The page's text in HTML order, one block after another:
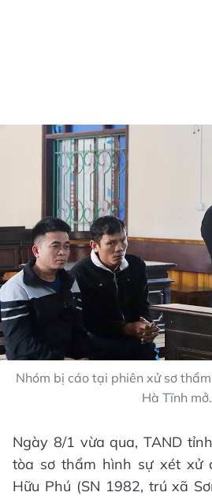
Nhóm bị cáo tại phiên xử sơ
Hà Tĩnh mở.
Ngày 8/1 vừa qua, TAND
tòa sơ thẩm hình sự xét xử
Hữu Phú (SN 1982, trú xã